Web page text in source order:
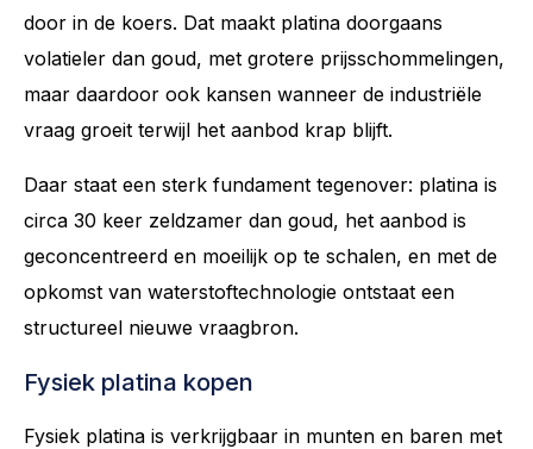
door in de koers. Dat maakt platina doorgaans
volatieler dan goud, met grotere prijsschommelingen,
maar daardoor ook kansen wanneer de industriële
vraag groeit terwijl het aanbod krap blijft.
Daar staat een sterk fundament tegenover: platina is
circa 30 keer zeldzamer dan goud, het aanbod is
geconcentreerd en moeilijk op te schalen, en met de
opkomst van waterstoftechnologie ontstaat een
structureel nieuwe vraagbron.
Fysiek platina kopen
Fysiek platina is verkrijgbaar in munten en baren met